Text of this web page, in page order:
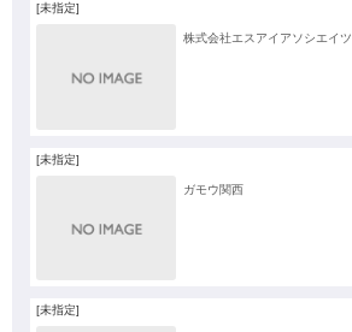
[未指定]
株式会社エスアイアソシエイツ
[未指定]
ガモウ関西
[未指定]